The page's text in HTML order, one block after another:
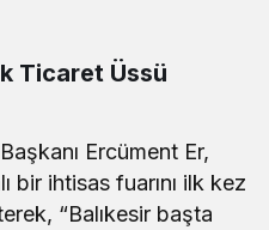
Ticaret Üssü
Ercüment Er,
bir ihtisas fuarını ilk kez
“Balıkesir başta